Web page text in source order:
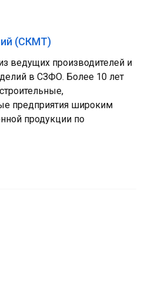
(СКМТ)
ведущих производителей и
в СЗФО. Более 10 лет
предприятия широким
продукции по